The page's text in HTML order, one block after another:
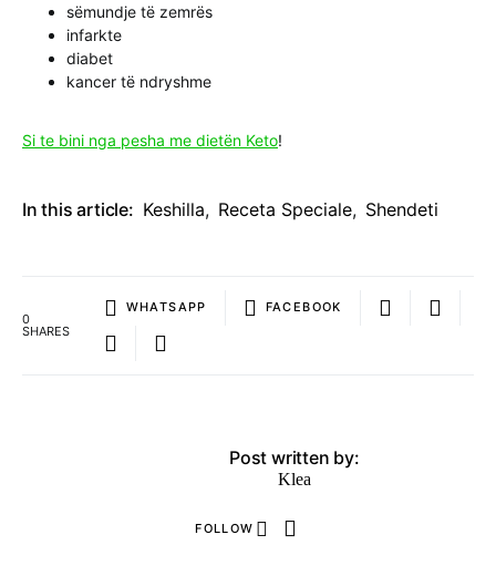
sëmundje të zemrës
infarkte
diabet
kancer të ndryshme
Si te bini nga pesha me dietën Keto!
In this article: Keshilla, Receta Speciale, Shendeti
0
SHARES
WHATSAPP FACEBOOK
Post written by:
Klea
FOLLOW